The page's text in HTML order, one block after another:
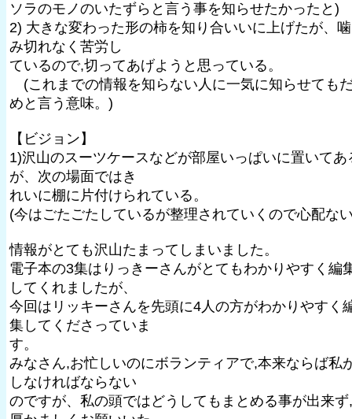
ソラのモノのいたずらと言う事を知らせたかったと)
2) 大きな変わった形の柿を知り合いいに上げたが、噛
み切れなく苦労し
ているので,切ってあげようと思っている。
(これまでの情報を知らない人に一気に知らせても
めと言う意味。)
【ビジョン】
1)沢山のスーツケースなどが部屋いっぱいに置いてあ
が、次の場面ではき
れいに棚に片付けられている。
(今はごたごたしているが整理されていくので心配な
情報がとても沢山たまってしまいました。
電子本の3集はりっきーさんがとてもわかりやすく編
してくれましたが、
今回はリッキーさんを先頭に4人の方がわかりやすく
集してくださっていま
す。
みなさん,お忙しいのにボランティアで,本来ならば私
しなければならない
のですが、私の頭ではどうしてもまとめる事が出来ず,